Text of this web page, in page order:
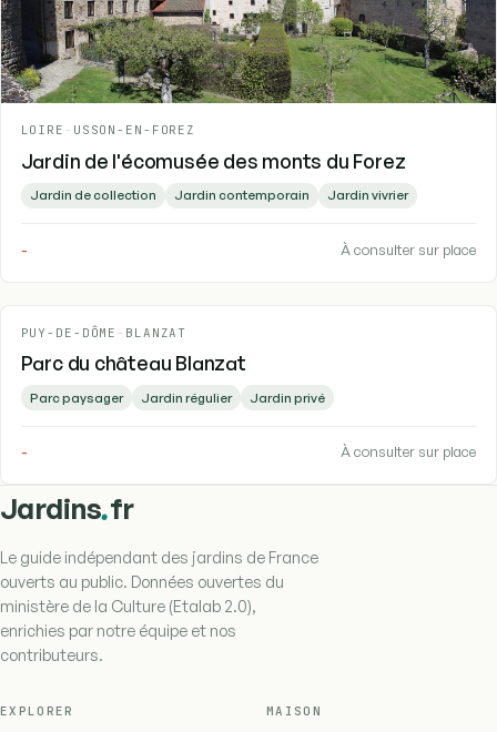
LOIRE - USSON-EN-FOREZ
Jardin de l'écomusée des monts du Forez
Jardin de collection Jardin contemporain Jardin vivrier
- À consulter sur place
PUY-DE-DÔME - BLANZAT
Parc du château Blanzat
Parc paysager Jardin régulier Jardin privé
- À consulter sur place
Jardins.fr
Le guide indépendant des jardins de France
ouverts au public. Données ouvertes du
ministère de la Culture (Etalab 2.0),
enrichies par notre équipe et nos
contributeurs.
EXPLORER MAISON